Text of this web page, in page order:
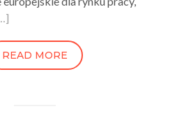
READ MORE